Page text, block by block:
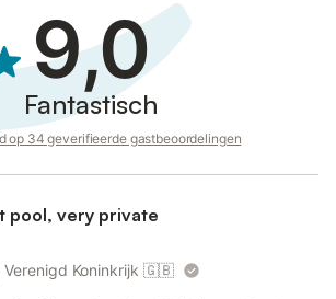
9,0
Fantastisch
op 34 geverifieerde gastbeoordelingen
pool, very private
Koninkrijk 🇬🇧